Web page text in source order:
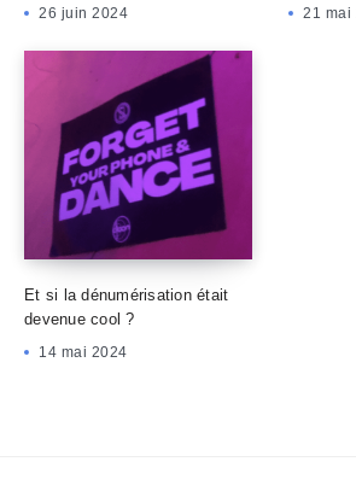
26 juin 2024 21 mai
Et si la dénumérisation était
devenue cool ?
14 mai 2024